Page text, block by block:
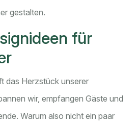
gestalten.
für
das Herzstück unserer
wir, empfangen Gäste und
Warum also nicht ein paar